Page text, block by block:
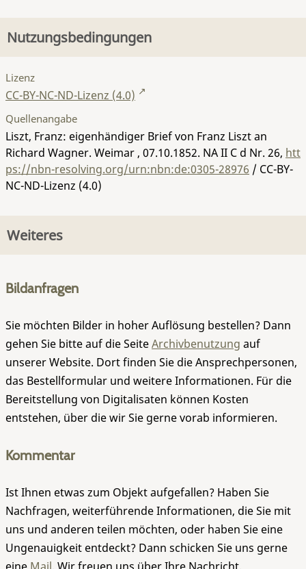
Nutzungsbedingungen
Lizenz
CC-BY-NC-ND-Lizenz (4.0)
Quellenangabe
Liszt, Franz: eigenhändiger Brief von Franz Liszt an
Richard Wagner. Weimar , 07.10.1852. NA II C d Nr. 26, htt
ps://nbn-resolving.org/urn:nbn:de:0305-28976 / CC-BY-
NC-ND-Lizenz (4.0)
Weiteres
Bildanfragen
Sie möchten Bilder in hoher Auflösung bestellen? Dann
gehen Sie bitte auf die SeiteArchivbenutzung auf
unserer Website. Dort finden Sie die Ansprechpersonen,
das Bestellformular und weitere Informationen. Für die
Bereitstellung von Digitalisaten können Kosten
entstehen, über die wir Sie gerne vorab informieren.
Kommentar
Ist Ihnen etwas zum Objekt aufgefallen? Haben Sie
Nachfragen, weiterführende Informationen, die Sie mit
uns und anderen teilen möchten, oder haben Sie eine
Ungenauigkeit entdeckt? Dann schicken Sie uns gerne